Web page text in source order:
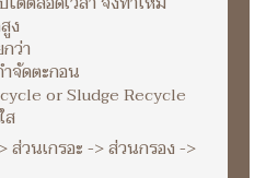
ง
ว่า
จัดตะกอน
or Sludge Recycle
ส
ส่วนเกรอะ -> ส่วนกรอง ->